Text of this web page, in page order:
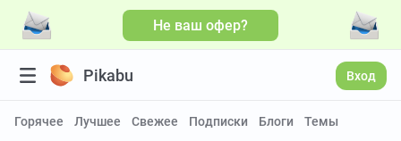
Не ваш офер?
Pikabu Вход
Горячее Лучшее Свежее Подписки Блоги Темы